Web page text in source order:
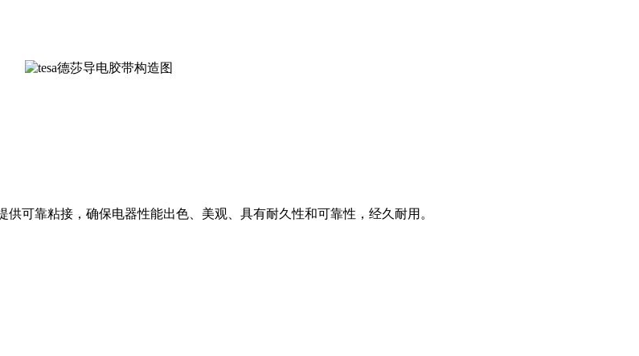
可靠粘接，确保电器性能出色、美观、具有耐久性和可靠性，经久耐用。